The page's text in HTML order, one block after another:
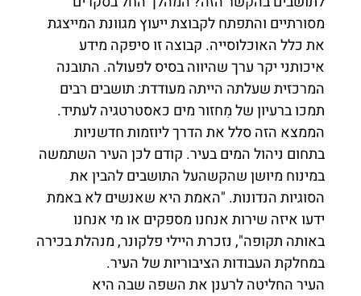
מסורתיים והתפתח לקבוצת ייעוץ מגוונת המייצגת
את כלל האוכלוסייה. קבוצה זו סיפקה מידע
איכותני יקר ערך שהיווה בסיס לפעולה. התובנה
המרכזית שעלתה הייתה מעודדת: תושבים רבים
תמכו ברעיון של מִחזור מים כאסטרטגיה לעתיד.
הממצא הזה סלל את הדרך ליוזמות חדשניות
בתחום ניהול המים בעיר. קודם לכן העיר השתמשה
במינוח מיושן שהקשהעל התושבים להבין את
הסוגיות הנדונות. "האמת היא שאנשים לא באמת
ידעו איזה שירות אנחנו מספקים או מי אנחנו
באותה תקופה", נזכרת היילי פלקונר, מנהלת בכירה
במחלקת העבודות הציבוריות של העיר.
העיר החליטה לרענן את השפה שבה היא